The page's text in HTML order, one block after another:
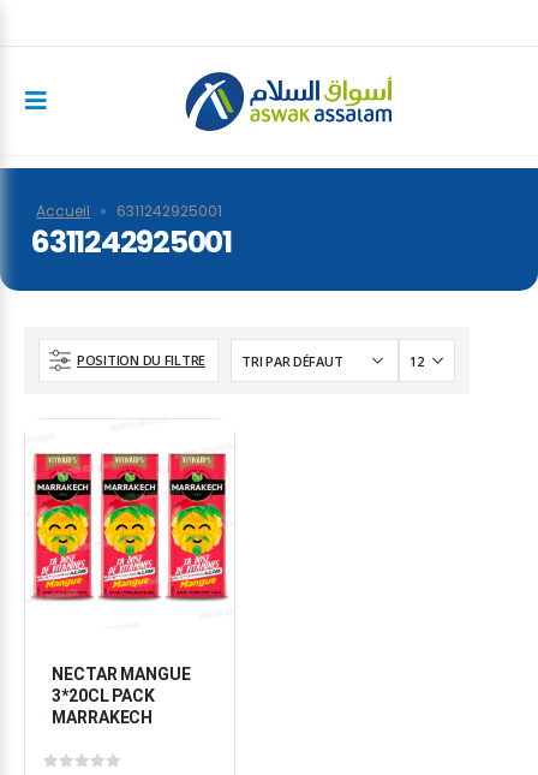
Accueil » 6311242925001
6311242925001
POSITION DU FILTRE
NECTAR MANGUE
3*20CL PACK
MARRAKECH